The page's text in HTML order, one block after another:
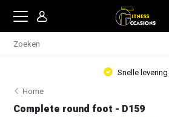
Snelle levering
Home
Complete round foot - D159